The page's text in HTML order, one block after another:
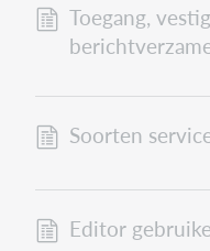
Toegang,
Soorten
Editor